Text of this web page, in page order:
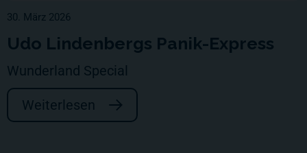
30. März 2026
Udo Lindenbergs Panik-Express
Wunderland Special
Weiterlesen